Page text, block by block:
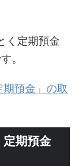
く定期預金
。
預金」の取
定期預金